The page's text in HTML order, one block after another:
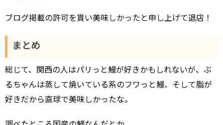
ブログ掲載の許可を貰い美味しかったと申し上げて退店！
まとめ
総じて、関西の人はパリっと鰻が好きかもしれないが、ぶ
るちゃんは蒸して焼いている系のフワっと鰻、そして脂が
好きだから直球で美味しかったな。